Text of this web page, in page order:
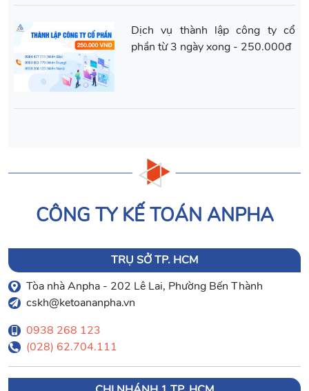
Dịch vụ thành lập công ty cổ
phần từ 3 ngày xong - 250.000đ
CÔNG TY KẾ TOÁN ANPHA
TRỤ SỞ TP. HCM
Tòa nhà Anpha - 202 Lê Lai, Phường Bến Thành
cskh@ketoananpha.vn
0938 268 123
(028) 62.704.111